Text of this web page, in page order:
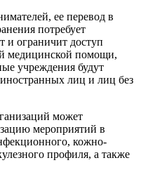
ее перевод в
потребует
и ограничит доступ
медицинской помощи,
учреждения будут
лиц и лиц без
может
мероприятий в
кожно-
профиля, а также